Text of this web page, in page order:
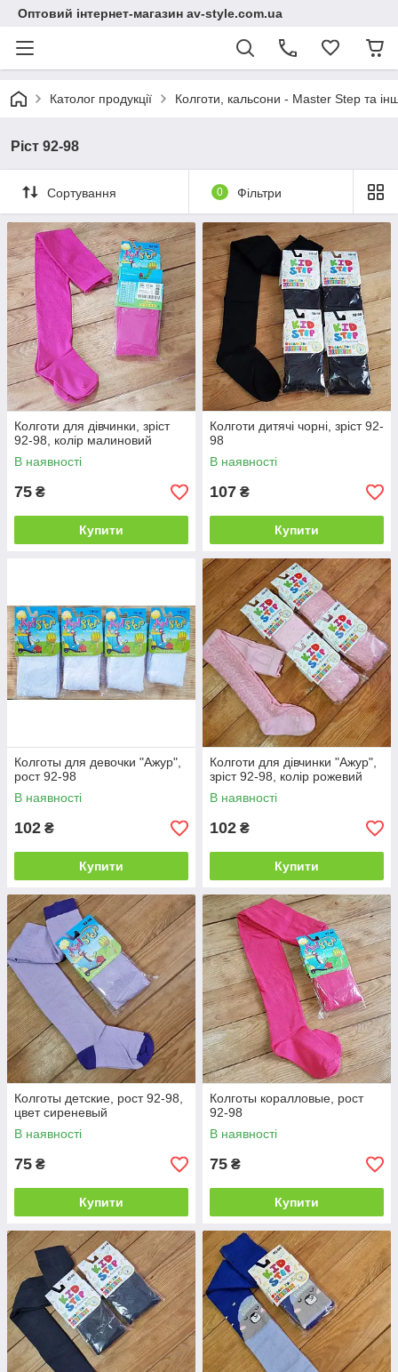
Оптовий інтернет-магазин av-style.com.ua
Католог продукції Колготи, кальсони - Master Step та
Ріст 92-98
Сортування 0 Фільтри
Колготи для дівчинки, зріст
92-98, колір малиновий
В наявності
75 ₴
Купити
Колготи дитячі чорні, зріст 92-
98
В наявності
107 ₴
Купити
Колготы для девочки "Ажур",
рост 92-98
В наявності
102 ₴
Купити
Колготи для дівчинки "Ажур",
зріст 92-98, колір рожевий
В наявності
102 ₴
Купити
Колготы детские, рост 92-98,
цвет сиреневый
В наявності
75 ₴
Купити
Колготы коралловые, рост
92-98
В наявності
75 ₴
Купити